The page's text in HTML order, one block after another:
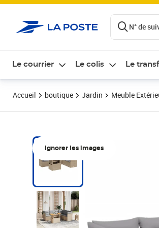
N° de
Le courrier Le colis Le
Accueil boutique Jardin Meuble
Ignorer les images